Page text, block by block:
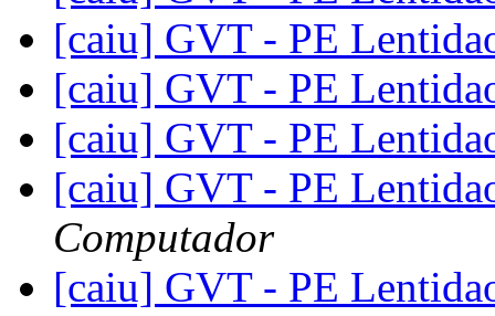
[caiu] GVT - PE
[caiu] GVT - PE
[caiu] GVT - PE
[caiu] GVT - PE
Computador
[caiu] GVT - PE